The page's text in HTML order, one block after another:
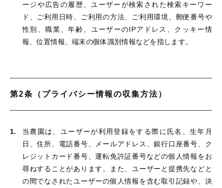
ージや広告の履歴、ユーザーが検索された検索キーワー
ド、ご利用日時、ご利用の方法、ご利用環境、郵便番号や
性別、職業、年齢、ユーザーのIPアドレス、クッキー情
報、位置情報、端末の個体識別情報などを指します。
第2条（プライバシー情報の収集方法）
当農園は、ユーザーが利用登録をする際に氏名、生年月
日、住所、電話番号、メールアドレス、銀行口座番号、ク
レジットカード番号、運転免許証番号などの個人情報をお
尋ねすることがあります。また、ユーザーと提携先などと
の間でなされたユーザーの個人情報を含む取引記録や、決
ご利用ガイド
お問い合わせ